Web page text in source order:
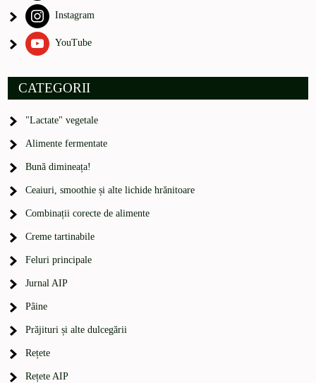
Instagram
YouTube
CATEGORII
"Lactate" vegetale
Alimente fermentate
Bună dimineața!
Ceaiuri, smoothie și alte lichide hrănitoare
Combinații corecte de alimente
Creme tartinabile
Feluri principale
Jurnal AIP
Pâine
Prăjituri și alte dulcegării
Rețete
Rețete AIP